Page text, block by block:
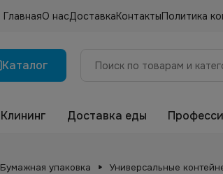
ГлавнаяО насДоставкаКонтактыПолитика
Каталог
Клининг Доставка еды
Бумажная упаковка Универсальные